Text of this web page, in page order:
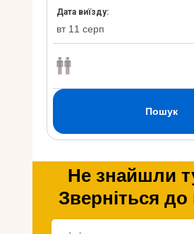
Не знайшли
Зверніться до